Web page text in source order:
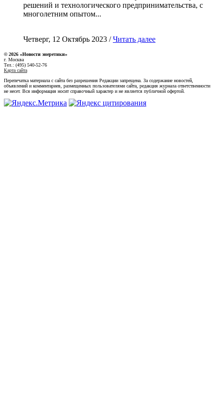
решений и технологического предпринимательства, с
многолетним опытом...
Четверг, 12 Октябрь 2023 /Читать далее
© 2026 «Новости энеретики»
г. Москва
Тел.: (495) 540-52-76
Карта сайта
Перепечатка материала с сайта без разрешения Редакции запрещена. За содержание новостей,
объявлений и комментариев, размещенных пользователями сайта, редакция журнала ответственности
не несет. Вся информация носит справочный характер и не является публичной офертой.